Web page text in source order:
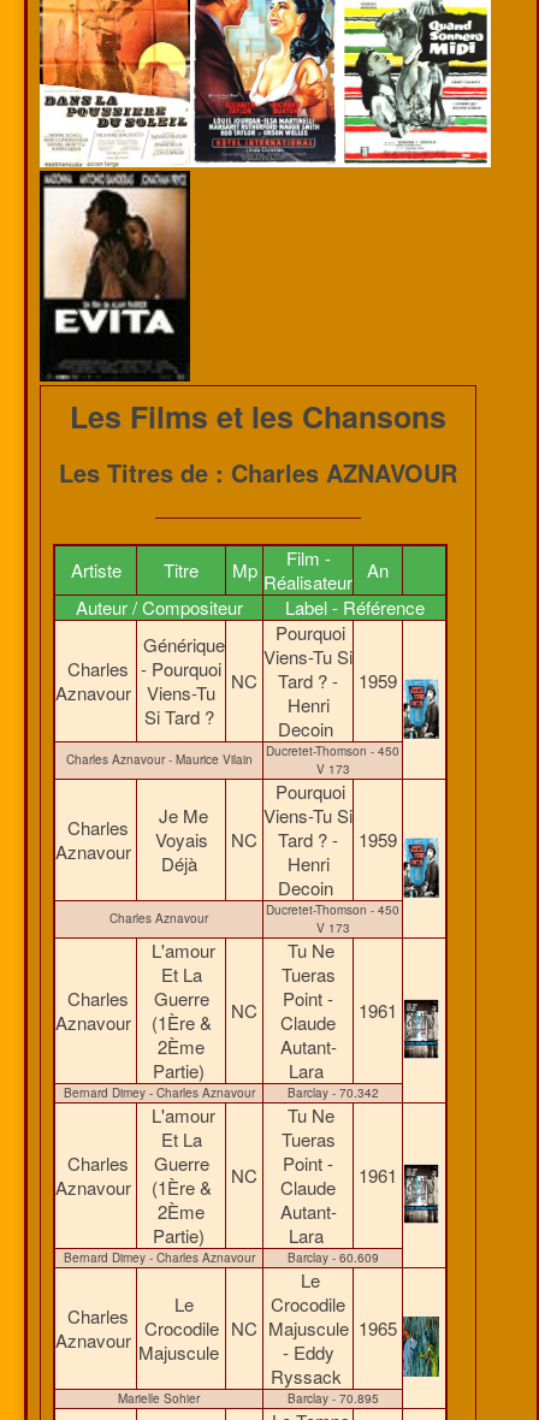
Les Films et les Chansons
Les Titres de : Charles AZNAVOUR
Artiste Titre Mp
Film -
Réalisateur An
Auteur / Compositeur
Label - Référence
Charles
Aznavour
Générique
- Pourquoi
Viens-Tu
Si Tard ?
NC
Pourquoi
Viens-Tu Si
Tard ? -
Henri
Decoin
1959
Charles Aznavour - Maurice Vilain
Ducretet-Thomson - 450
V 173
Charles
Aznavour
Je Me
Voyais
Déjà
NC
Pourquoi
Viens-Tu Si
Tard ? -
Henri
Decoin
1959
Charles Aznavour
Ducretet-Thomson - 450
V 173
Charles
Aznavour
L'amour
Et La
Guerre
(1Ère &
2Ème
Partie)
NC
Tu Ne
Tueras
Point -
Claude
Autant-
Lara
1961
Bernard Dimey - Charles Aznavour Barclay - 70.342
Charles
Aznavour
L'amour
Et La
Guerre
(1Ère &
2Ème
Partie)
NC
Tu Ne
Tueras
Point -
Claude
Autant-
Lara
1961
Bernard Dimey - Charles Aznavour Barclay - 60.609
Charles
Aznavour
Le
Crocodile
Majuscule
NC
Le
Crocodile
Majuscule
- Eddy
Ryssack
1965
Marielle Sohier Barclay - 70.895